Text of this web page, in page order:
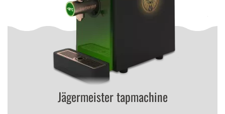
Jägermeister tapmachine